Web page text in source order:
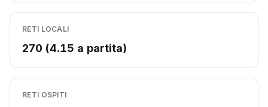
RETI LOCALI
270 (4.15 a partita)
RETI OSPITI